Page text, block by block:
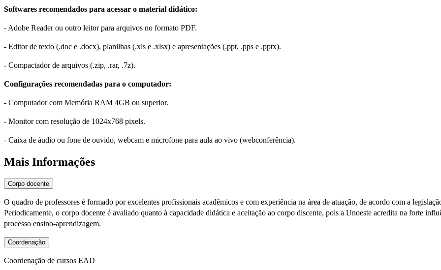
Softwares recomendados para acessar o material didático:
- Adobe Reader ou outro leitor para arquivos no formato PDF.
- Editor de texto (.doc e .docx), planilhas (.xls e .xlsx) e apresentações (.ppt, .pps e .pptx).
- Compactador de arquivos (.zip, .rar, .7z).
Configurações recomendadas para o computador:
- Computador com Memória RAM 4GB ou superior.
- Monitor com resolução de 1024x768 pixels.
- Caixa de áudio ou fone de ouvido, webcam e microfone para aula ao vivo (webconferência).
Mais Informações
Corpo docente
O quadro de professores é formado por excelentes profissionais acadêmicos e com experiência na área de atuação, de acordo com a
Periodicamente, o corpo docente é avaliado quanto à capacidade didática e aceitação ao corpo discente, pois a Unoeste acredita na forte
processo ensino-aprendizagem.
Coordenação
Coordenação de cursos EAD